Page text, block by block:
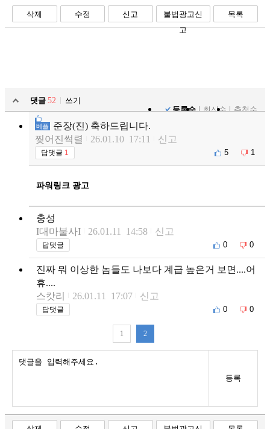
삭제 수정 신고
불법광고신
고
목록
댓글 52
쓰기
등록순
최신순 추천순
베플
준장(진) 축하드립니다.
찢어진썩렬
26.01.10 17:11 신고
답댓글 1 5 1
파워링크 광고
충성
I대마불사I
26.01.11 14:58 신고
답댓글 0 0
진짜 뭐 이상한 놈들도 나보다 계급 높은거 보면....어
휴....
스캇리
26.01.11 17:07 신고
답댓글 0 0
1 2
등록